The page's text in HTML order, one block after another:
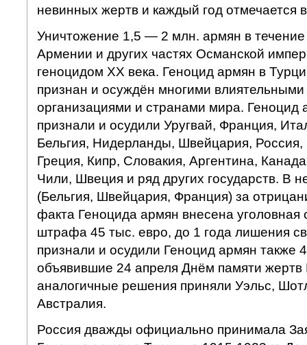
невинных жертв и каждый год отмечается
Уничтожение 1,5 — 2 млн. армян в течение
Армении и других частях Османской
геноцидом ХХ века. Геноцид армян в
признан и осуждён многими
организациями и странами мира.
признали и осудили Уругвай, Франция,
Бельгия, Нидерланды, Швейцария,
Греция, Кипр, Словакия, Аргентина,
Чили, Швеция и ряд других государств. В
(Бельгия, Швейцария, Франция) за
факта Геноцида армян внесена уголовная
штрафа 45 тыс. евро, до 1 года лишения
признали и осудили Геноцид армян также
объявившие 24 апреля Днём памяти жертв
аналогичные решения приняли Уэльс,
Австралия.
Россия дважды официально принимала